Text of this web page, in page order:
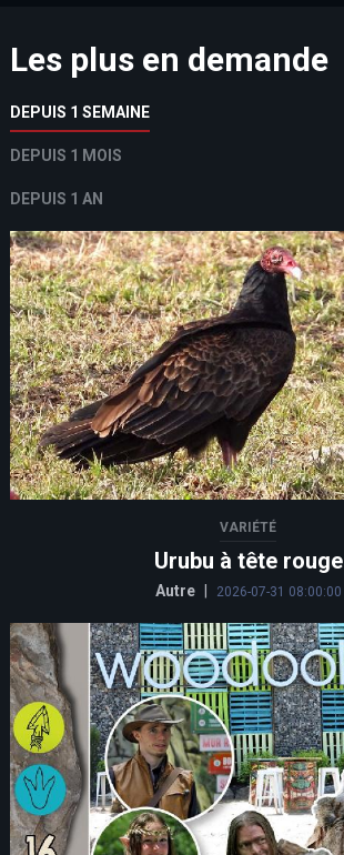
Les plus en demande
DEPUIS 1 SEMAINE
DEPUIS 1 MOIS
DEPUIS 1 AN
VARIÉTÉ
Urubu à tête rouge
Autre 2026-07-31 08:00:00